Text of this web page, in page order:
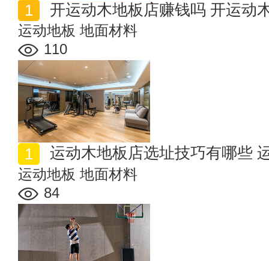
开运动木地板店赚钱吗 开运动
运动地板 地面材料
110
运动木地板店选址技巧有哪些
运动地板 地面材料
84